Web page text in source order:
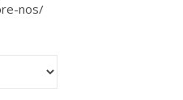
nos/